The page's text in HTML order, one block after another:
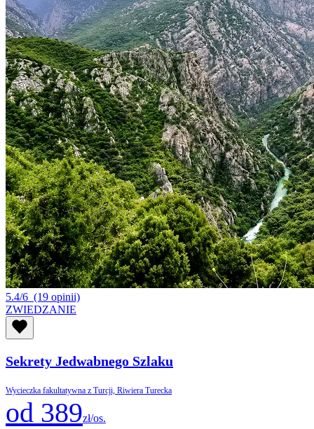
5.4/6 (19 opinii)
ZWIEDZANIE
Sekrety Jedwabnego Szlaku
Wycieczka fakultatywna z Turcji, Riwiera Turecka
od 389zł/os.